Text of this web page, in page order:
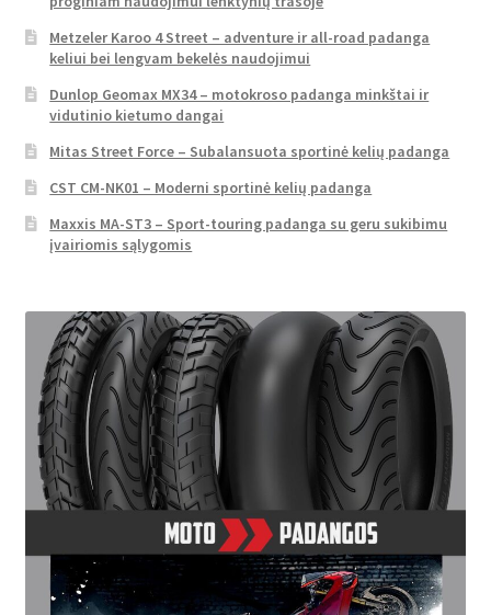
Metzeler Karoo 4 Street – adventure ir all-road padanga
keliui bei lengvam bekelės naudojimui
Dunlop Geomax MX34 – motokroso padanga minkštai ir
vidutinio kietumo dangai
Mitas Street Force – Subalansuota sportinė kelių padanga
CST CM-NK01 – Moderni sportinė kelių padanga
Maxxis MA-ST3 – Sport-touring padanga su geru sukibimu
įvairiomis sąlygomis